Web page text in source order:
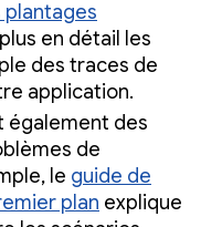
en détail les
des traces de
application.
également des
de
le guide de
plan explique